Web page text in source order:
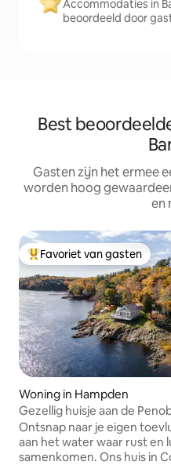
Accommodaties in
beoordeeld door
Best
Gasten zijn het ermee
worden hoog
en
Topfavoriet van gasten
Favoriet van gasten
Woning in Hampden
Gezellig huisje aan de
Panoramische luxe!
Ontsnap naar je eigen
aan het water waar rust en
samenkomen. Ons huis in